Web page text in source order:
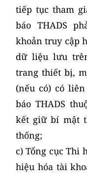
tiếp tục tham
báo THADS
khoản truy cập
dữ liệu lưu
trang thiết bị,
(nếu có) có
báo THADS
kết giữ bí mật
thống;
c) Tổng cục Thi
hiệu hóa tài